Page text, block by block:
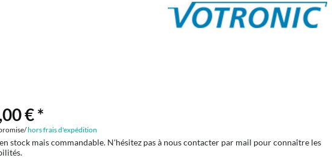
€ *
hors frais d'expédition
stock mais commandable. N'hésitez pas à nous contacter par mail pour connaître les